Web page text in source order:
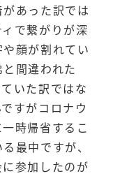
あった訳では
で繋がりが深
顔が割れてい
間違われた
いた訳ではな
すがコロナウ
時帰省するこ
最中ですが、
参加したのが